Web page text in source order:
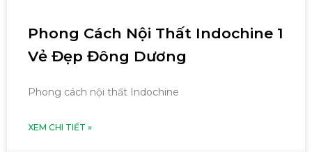
Phong Cách Nội Thất Indochine 1
Vẻ Đẹp Đông Dương
Phong cách nội thất Indochine
XEM CHI TIẾT »